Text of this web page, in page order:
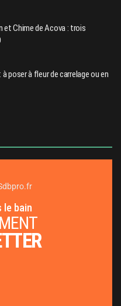
et Chime de Acova : trois
poser à fleur de carrelage ou en
le bain